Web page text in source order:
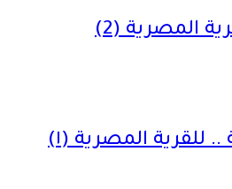
المصرية (2)
للقرية المصرية (١)